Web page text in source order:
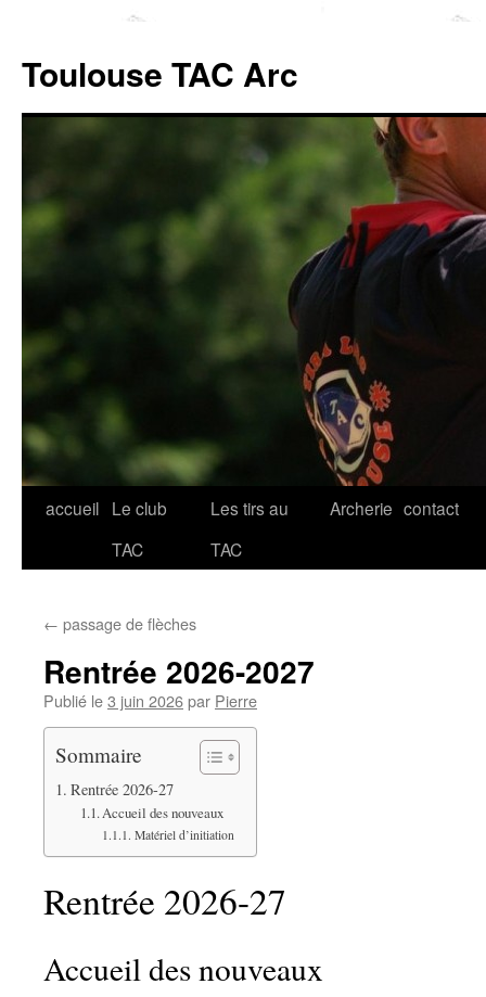
Toulouse TAC Arc
Aller
accueil Le club
TAC
Les tirs au
TAC
Archerie contact
← passage de flèches
Rentrée 2026-2027
Publié le3 juin 2026par Pierre
Sommaire
Rentrée 2026-27
Accueil des nouveaux
Matériel d’initiation
Rentrée 2026-27
Accueil des nouveaux